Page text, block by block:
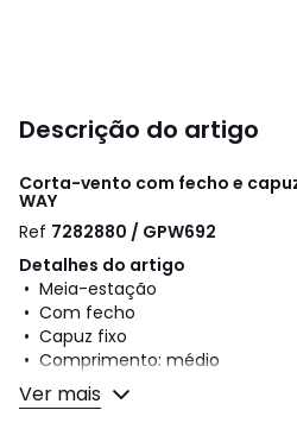
Descrição do artigo
Corta-vento com fecho e
WAY
Ref 7282880 / GPW692
Detalhes do artigo
• Meia-estação
• Com fecho
• Capuz fixo
• Comprimento: médio
Composição e cuidados
Ver mais